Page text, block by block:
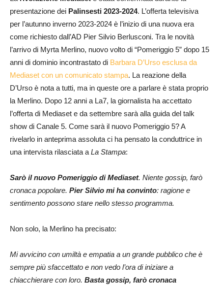
presentazione dei Palinsesti 2023-2024. L’offerta televisiva
per l’autunno inverno 2023-2024 è l’inizio di una nuova era
come richiesto dall’AD Pier Silvio Berlusconi. Tra le novità
l’arrivo di Myrta Merlino, nuovo volto di “Pomeriggio 5” dopo 15
anni di dominio incontrastato di Barbara D’Urso esclusa da
Mediaset con un comunicato stampa. La reazione della
D’Urso è nota a tutti, ma in queste ore a parlare è stata proprio
la Merlino. Dopo 12 anni a La7, la giornalista ha accettato
l’offerta di Mediaset e da settembre sarà alla guida del talk
show di Canale 5. Come sarà il nuovo Pomeriggio 5? A
rivelarlo in anteprima assoluta ci ha pensato la conduttrice in
una intervista rilasciata a La Stampa:
Sarò il nuovo Pomeriggio di Mediaset. Niente gossip, farò
cronaca popolare. Pier Silvio mi ha convinto: ragione e
sentimento possono stare nello stesso programma.
Non solo, la Merlino ha precisato:
Mi avvicino con umiltà e empatia a un grande pubblico che è
sempre più sfaccettato e non vedo l’ora di iniziare a
chiacchierare con loro. Basta gossip, farò cronaca